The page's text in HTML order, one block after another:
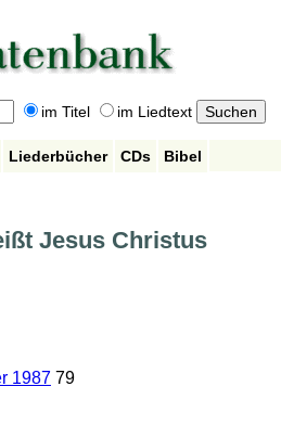
im Titel im Liedtext
Liederbücher CDs
Bibel
Jesus Christus
198779